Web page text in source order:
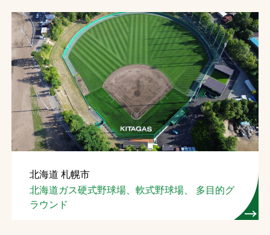
北海道 札幌市
北海道ガス硬式野球場、軟式野球場、 多目的グ
ラウンド